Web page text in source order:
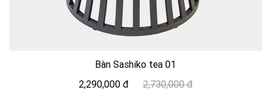
Bàn Sashiko tea 01
2,290,000 đ
2,730,000 đ